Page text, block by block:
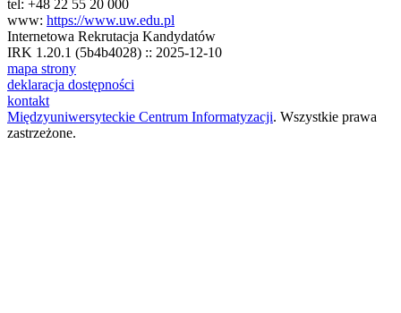
tel: +48 22 55 20 000
www: https://www.uw.edu.pl
Internetowa Rekrutacja Kandydatów
IRK 1.20.1 (5b4b4028) :: 2025-12-10
mapa strony
deklaracja dostępności
kontakt
Międzyuniwersyteckie Centrum Informatyzacji. Wszystkie prawa
zastrzeżone.